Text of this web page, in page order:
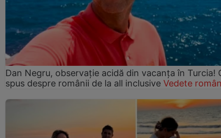
Dan Negru, observație acidă din vacanța în Turcia!
spus despre românii de la all inclusive Vedete